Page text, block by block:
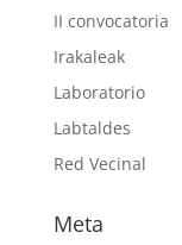
II convocatoria
Irakaleak
Laboratorio
Labtaldes
Red Vecinal
Meta